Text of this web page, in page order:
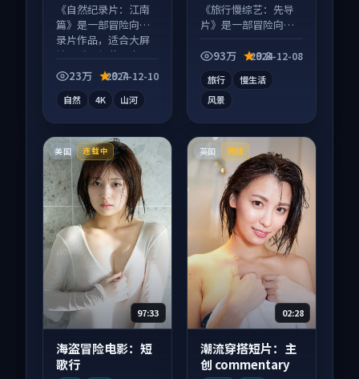
《自然纪录片：江南
篇》是一部冒险向纪
录片作品，适合大屏
端观看，细节更丰
富。23万 9.7
2024-12-10
自然 4K 山河
《旅行慢综艺：先导
片》是一部冒险向综
全，观感爽快不拖
93万 9.8
2024-12-08
旅行
慢生活
风景
美国 连载中
97:33
海盗冒险电影：短
歌行
英国 完结
02:28
潮流穿搭短片：主
创 commentary